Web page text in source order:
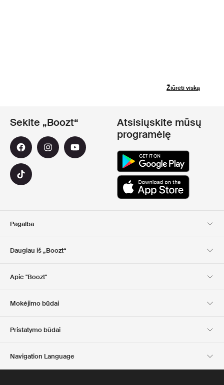
Žiūrėti viską
Pagalba
Daugiau iš „Boozt“
Club Boozt
Apie "Boozt"
Spauda ir apdovanojimai
Sekite „Boozt“
Atsisiųskite mūsų
programėlę
Mokėjimo būdai
Pristatymo būdai
Navigation Language